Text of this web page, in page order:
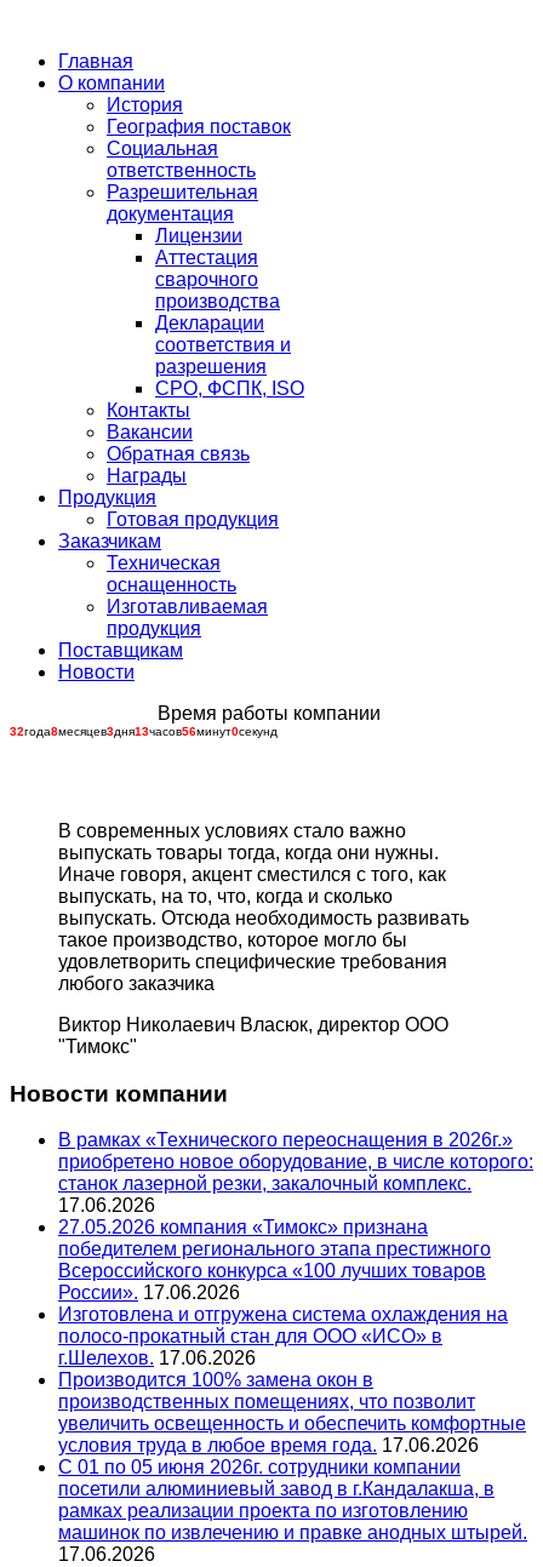
Главная
О компании
История
География поставок
Социальная
ответственность
Разрешительная
документация
Лицензии
Аттестация
сварочного
производства
Декларации
соответствия и
разрешения
СРО, ФСПК, ISO
Контакты
Вакансии
Обратная связь
Награды
Продукция
Готовая продукция
Заказчикам
Техническая
оснащенность
Изготавливаемая
продукция
Поставщикам
Новости
Время работы компании
32года8месяцев3дня13часов56минут1секунда
В современных условиях стало важно
выпускать товары тогда, когда они нужны.
Иначе говоря, акцент сместился с того, как
выпускать, на то, что, когда и сколько
выпускать. Отсюда необходимость развивать
такое производство, которое могло бы
удовлетворить специфические требования
любого заказчика
Виктор Николаевич Власюк, директор ООО
"Тимокс"
Новости компании
В рамках «Технического переоснащения в 2026г.»
приобретено новое оборудование, в числе которого:
станок лазерной резки, закалочный комплекс.
17.06.2026
27.05.2026 компания «Тимокс» признана
победителем регионального этапа престижного
Всероссийского конкурса «100 лучших товаров
России». 17.06.2026
Изготовлена и отгружена система охлаждения на
полосо-прокатный стан для ООО «ИСО» в
г.Шелехов. 17.06.2026
Производится 100% замена окон в
производственных помещениях, что позволит
увеличить освещенность и обеспечить комфортные
условия труда в любое время года. 17.06.2026
С 01 по 05 июня 2026г. сотрудники компании
посетили алюминиевый завод в г.Кандалакша, в
рамках реализации проекта по изготовлению
машинок по извлечению и правке анодных штырей.
17.06.2026